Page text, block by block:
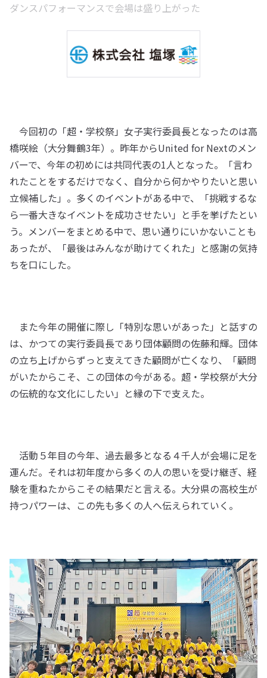
ダンスパフォーマンスで会場は盛り上がった
今回初の「超・学校祭」女子実行委員長となったのは高
橋咲絵（大分舞鶴3年）。昨年からUnited for Nextのメン
バーで、今年の初めには共同代表の1人となった。「言わ
れたことをするだけでなく、自分から何かやりたいと思い
立候補した」。多くのイベントがある中で、「挑戦するな
ら一番大きなイベントを成功させたい」と手を挙げたとい
う。メンバーをまとめる中で、思い通りにいかないことも
あったが、「最後はみんなが助けてくれた」と感謝の気持
ちを口にした。
また今年の開催に際し「特別な思いがあった」と話すの
は、かつての実行委員長であり団体顧問の佐藤和輝。団体
の立ち上げからずっと支えてきた顧問が亡くなり、「顧問
がいたからこそ、この団体の今がある。超・学校祭が大分
の伝統的な文化にしたい」と縁の下で支えた。
活動５年目の今年、過去最多となる４千人が会場に足を
運んだ。それは初年度から多くの人の思いを受け継ぎ、経
験を重ねたからこその結果だと言える。大分県の高校生が
持つパワーは、この先も多くの人へ伝えられていく。